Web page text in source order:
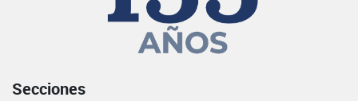
Secciones